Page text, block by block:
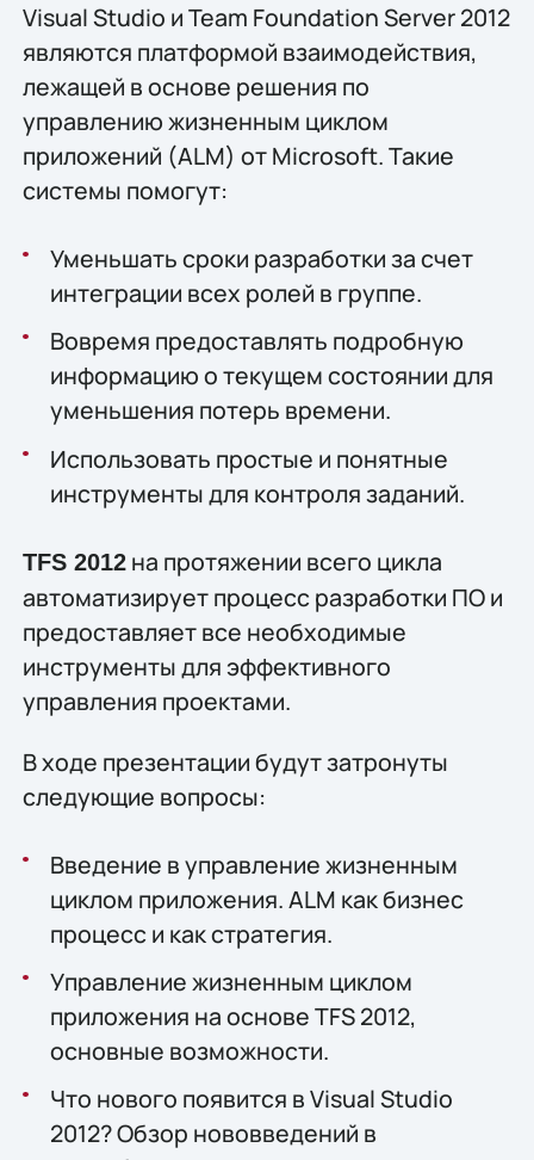
Visual Studio и Team Foundation Server 2012
являются платформой взаимодействия,
лежащей в основе решения по
управлению жизненным циклом
приложений (ALM) от Microsoft. Такие
системы помогут:
Уменьшать сроки разработки за счет
интеграции всех ролей в группе.
Вовремя предоставлять подробную
информацию о текущем состоянии для
уменьшения потерь времени.
Использовать простые и понятные
инструменты для контроля заданий.
TFS 2012на протяжении всего цикла
автоматизирует процесс разработки ПО и
предоставляет все необходимые
инструменты для эффективного
управления проектами.
В ходе презентации будут затронуты
следующие вопросы:
Введение в управление жизненным
циклом приложения. ALM как бизнес
процесс и как стратегия.
Управление жизненным циклом
приложения на основе TFS 2012,
основные возможности.
Что нового появится в Visual Studio
2012? Обзор нововведений в